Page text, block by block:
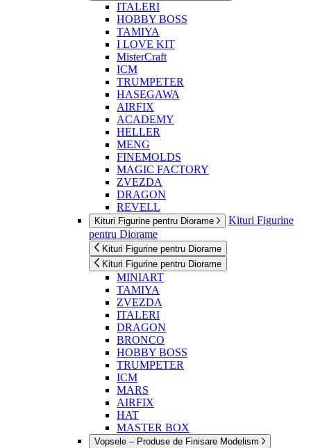
ITALERI
HOBBY BOSS
TAMIYA
I LOVE KIT
MisterCraft
ICM
TRUMPETER
HASEGAWA
AIRFIX
ACADEMY
HELLER
MENG
FINEMOLDS
MAGIC FACTORY
ZVEZDA
DRAGON
REVELL
Kituri Figurine pentru Diorame
Kituri Figurine
pentru Diorame
Kituri Figurine pentru Diorame
Kituri Figurine pentru Diorame
MINIART
TAMIYA
ZVEZDA
ITALERI
DRAGON
BRONCO
HOBBY BOSS
TRUMPETER
ICM
MARS
AIRFIX
HAT
MASTER BOX
Vopsele – Produse de Finisare Modelism